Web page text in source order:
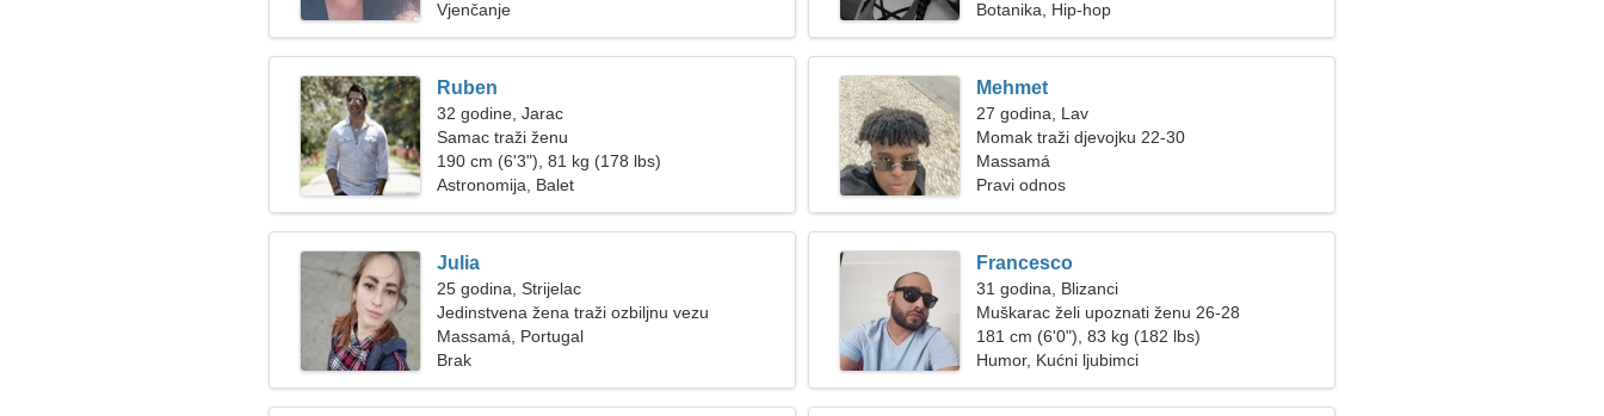
Vjenčanje
Botanika, Hip-hop
Ruben
32 godine, Jarac
Samac traži ženu
190 cm (6'3"), 81 kg (178 lbs)
Astronomija, Balet
Mehmet
27 godina, Lav
Momak traži djevojku 22-30
Massamá
Pravi odnos
Julia
25 godina, Strijelac
Jedinstvena žena traži ozbiljnu vezu
Massamá, Portugal
Brak
Francesco
31 godina, Blizanci
Muškarac želi upoznati ženu 26-28
181 cm (6'0"), 83 kg (182 lbs)
Humor, Kućni ljubimci